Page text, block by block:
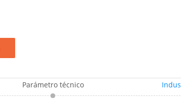
Parámetro técnico